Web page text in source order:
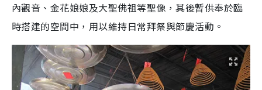
內觀音、金花娘娘及大聖佛祖等聖像，其後暫供奉於臨
時搭建的空間中，用以維持日常拜祭與節慶活動。